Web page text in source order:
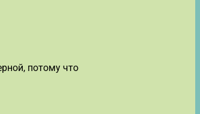
потому что